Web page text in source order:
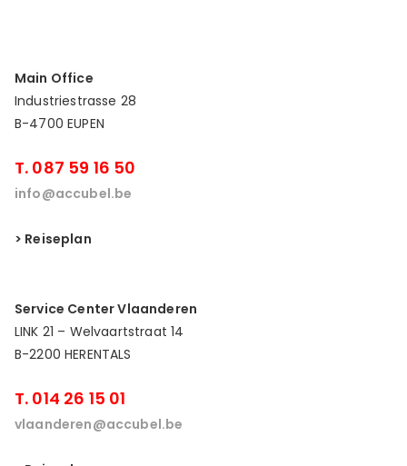
Main Office
Industriestrasse 28
B-4700 EUPEN
T. 087 59 16 50
info@accubel.be
> Reiseplan
Service Center Vlaanderen
LINK 21 – Welvaartstraat 14
B-2200 HERENTALS
T. 014 26 15 01
vlaanderen@accubel.be